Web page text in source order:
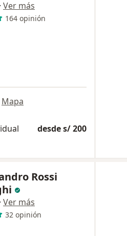
· Ver más
164 opinión
Mapa
desde s/ 200
Rossi
· Ver más
32 opinión